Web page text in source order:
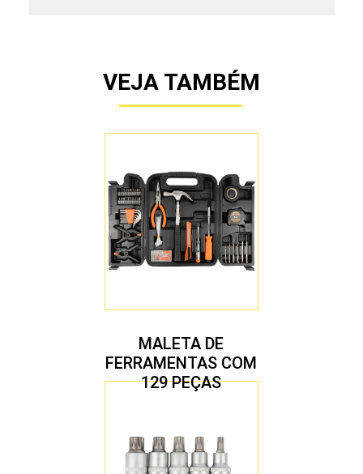
VEJA TAMBÉM
MALETA DE
FERRAMENTAS COM
129 PEÇAS